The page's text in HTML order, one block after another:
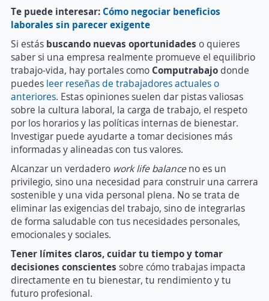
Te puede interesar: Cómo negociar beneficios
laborales sin parecer exigente
Si estás buscando nuevas oportunidades o quieres
saber si una empresa realmente promueve el equilibrio
trabajo-vida, hay portales como Computrabajo donde
puedes leer reseñas de trabajadores actuales o
anteriores. Estas opiniones suelen dar pistas valiosas
sobre la cultura laboral, la carga de trabajo, el respeto
por los horarios y las políticas internas de bienestar.
Investigar puede ayudarte a tomar decisiones más
informadas y alineadas con tus valores.
Alcanzar un verdadero work life balanceno es un
privilegio, sino una necesidad para construir una carrera
sostenible y una vida personal plena. No se trata de
eliminar las exigencias del trabajo, sino de integrarlas
de forma saludable con tus necesidades personales,
emocionales y sociales.
Tener límites claros, cuidar tu tiempo y tomar
decisiones conscientes sobre cómo trabajas impacta
directamente en tu bienestar, tu rendimiento y tu
futuro profesional.